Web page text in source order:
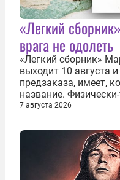
«Легкий
врага не одолеть
«Легкий сборник»
выходит 10 августа
предзаказа, имеет,
название.
относительно. Но
безотносительно
каждый из которых
основном —...
7 августа 2026